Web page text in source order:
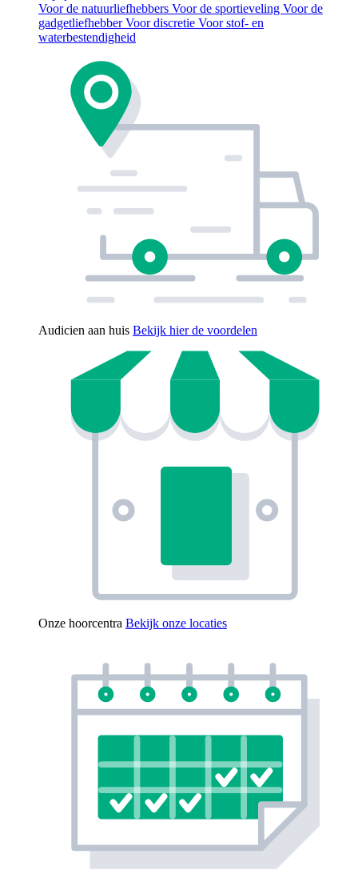
Voor de natuurliefhebbers Voor de sportieveling Voor de
gadgetliefhebberVoor discretie Voor stof- en
waterbestendigheid
Audicien aan huis Bekijk hier de voordelen
Onze hoorcentra Bekijk onze locaties